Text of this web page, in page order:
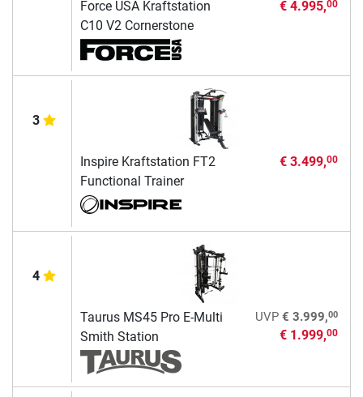
Force USA Kraftstation
C10 V2 Cornerstone
€ 4.995,00
3
Inspire Kraftstation FT2
Functional Trainer
€ 3.499,00
4
Taurus MS45 Pro E-Multi
Smith Station
UVP € 3.999,00
€ 1.999,00